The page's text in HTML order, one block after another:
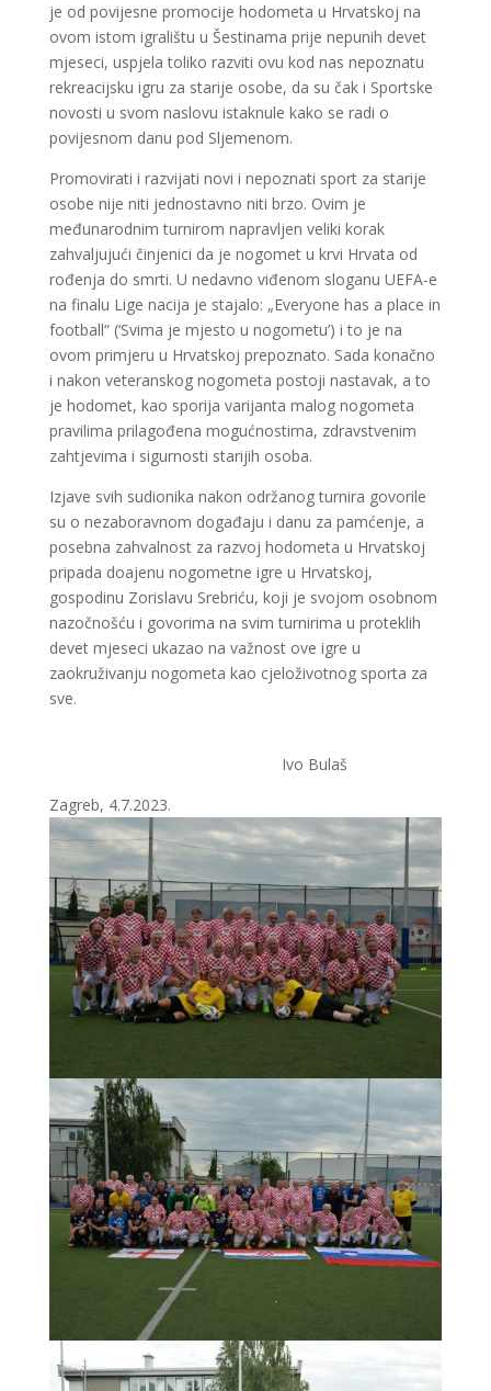
je od povijesne promocije hodometa u Hrvatskoj na
ovom istom igralištu u Šestinama prije nepunih devet
mjeseci, uspjela toliko razviti ovu kod nas nepoznatu
rekreacijsku igru za starije osobe, da su čak i Sportske
novosti u svom naslovu istaknule kako se radi o
povijesnom danu pod Sljemenom.
Promovirati i razvijati novi i nepoznati sport za starije
osobe nije niti jednostavno niti brzo. Ovim je
međunarodnim turnirom napravljen veliki korak
zahvaljujući činjenici da je nogomet u krvi Hrvata od
rođenja do smrti. U nedavno viđenom sloganu UEFA-e
na finalu Lige nacija je stajalo: „Everyone has a place in
football“ (‘Svima je mjesto u nogometu’) i to je na
ovom primjeru u Hrvatskoj prepoznato. Sada konačno
i nakon veteranskog nogometa postoji nastavak, a to
je hodomet, kao sporija varijanta malog nogometa
pravilima prilagođena mogućnostima, zdravstvenim
zahtjevima i sigurnosti starijih osoba.
Izjave svih sudionika nakon održanog turnira govorile
su o nezaboravnom događaju i danu za pamćenje, a
posebna zahvalnost za razvoj hodometa u Hrvatskoj
pripada doajenu nogometne igre u Hrvatskoj,
gospodinu Zorislavu Srebriću, koji je svojom osobnom
nazočnošću i govorima na svim turnirima u proteklih
devet mjeseci ukazao na važnost ove igre u
zaokruživanju nogometa kao cjeloživotnog sporta za
sve.
Ivo Bulaš
Zagreb, 4.7.2023.